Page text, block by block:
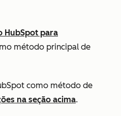
HubSpot para
método principal de
como método de
na seção acima.